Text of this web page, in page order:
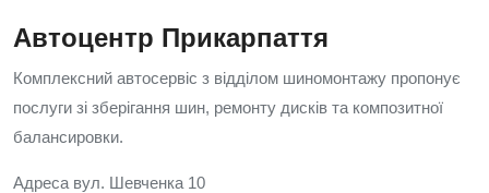
Автоцентр Прикарпаття
Комплексний автосервіс з відділом шиномонтажу пропонує
послуги зі зберігання шин, ремонту дисків та композитної
балансировки.
Адреса вул. Шевченка 10